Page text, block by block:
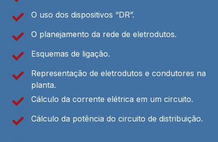
O uso dos dispositivos “DR”.
O planejamento da rede de eletrodutos.
Esquemas de ligação.
Representação de eletrodutos e condutores na
planta.
Cálculo da corrente elétrica em um circuito.
Cálculo da potência do circuito de distribuição.